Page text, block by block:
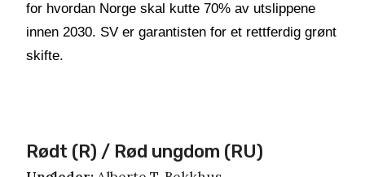
for hvordan Norge skal kutte 70% av utslippene
innen 2030. SV er garantisten for et rettferdig grønt
skifte.
Rødt (R) / Rød ungdom (RU)